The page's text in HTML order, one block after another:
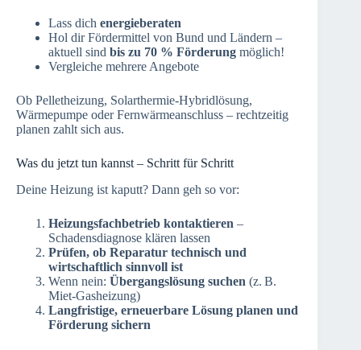
Lass dich energieberaten
Hol dir Fördermittel von Bund und Ländern –
aktuell sind bis zu 70 % Förderung möglich!
Vergleiche mehrere Angebote
Ob Pelletheizung, Solarthermie-Hybridlösung,
Wärmepumpe oder Fernwärmeanschluss – rechtzeitig
planen zahlt sich aus.
Was du jetzt tun kannst – Schritt für Schritt
Deine Heizung ist kaputt? Dann geh so vor:
Heizungsfachbetrieb kontaktieren –
Schadensdiagnose klären lassen
Prüfen, ob Reparatur technisch und
wirtschaftlich sinnvoll ist
Wenn nein: Übergangslösung suchen (z. B.
Miet-Gasheizung)
Langfristige, erneuerbare Lösung planen und
Förderung sichern